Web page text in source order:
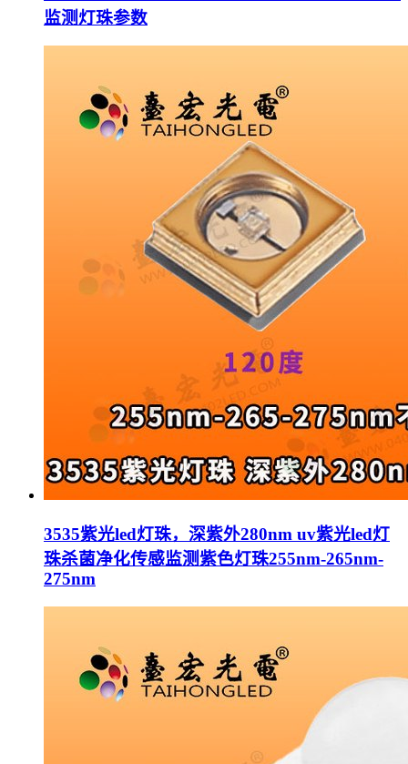
监测灯珠参数
3535紫光led灯珠，深紫外280nm uv紫光led灯
珠杀菌净化传感监测紫色灯珠255nm-265nm-
275nm